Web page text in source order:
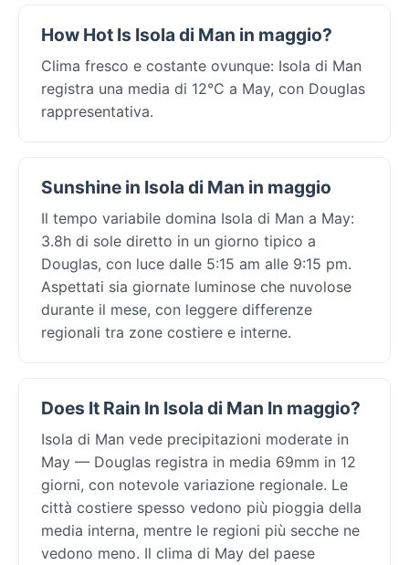
How Hot Is Isola di Man in maggio?
Clima fresco e costante ovunque: Isola di Man
registra una media di 12°C a May, con Douglas
rappresentativa.
Sunshine in Isola di Man in maggio
Il tempo variabile domina Isola di Man a May:
3.8h di sole diretto in un giorno tipico a
Douglas, con luce dalle 5:15 am alle 9:15 pm.
Aspettati sia giornate luminose che nuvolose
durante il mese, con leggere differenze
regionali tra zone costiere e interne.
Does It Rain In Isola di Man In maggio?
Isola di Man vede precipitazioni moderate in
May — Douglas registra in media 69mm in 12
giorni, con notevole variazione regionale. Le
città costiere spesso vedono più pioggia della
media interna, mentre le regioni più secche ne
vedono meno. Il clima di May del paese